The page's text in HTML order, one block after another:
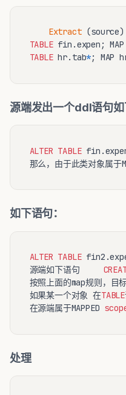
Extract
TABLE
TABLE hr.tab*; MAP
源端发出一个ddl语句
ALTER TABLE
那么，由于此类对象属于
如下语句：
ALTER TABLE
源端如下语句
按照上面的map规则，
如果某一个对象 在TABLE
在源端属于MAPPED
处理